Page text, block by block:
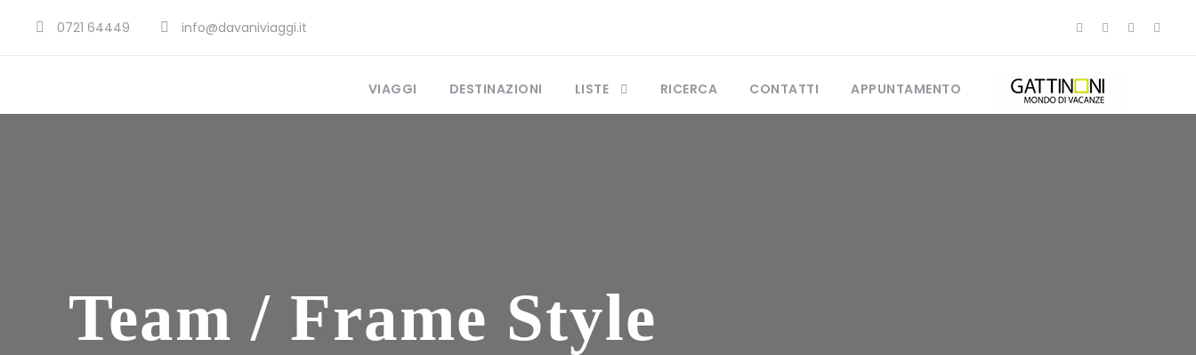
0721 64449 info@davaniviaggi.it
VIAGGI DESTINAZIONI LISTE RICERCA CONTATTI APPUNTAMENTO
Team / Frame Style